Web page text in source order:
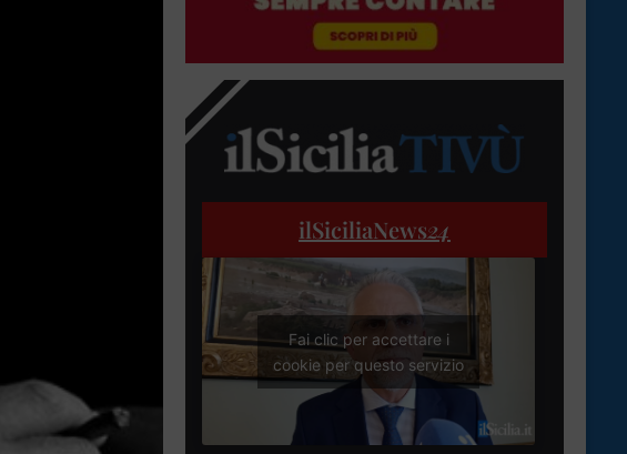
ilSiciliaNews24
Fai clic per accettare i
cookie per questo servizio